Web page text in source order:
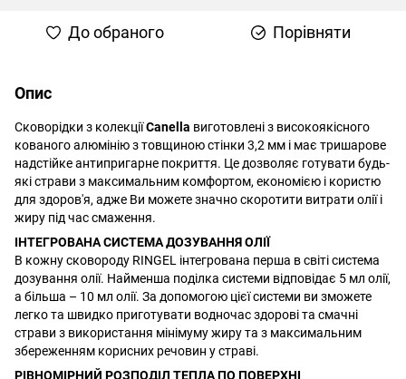
До обраного Порівняти
Опис
Сковорідки з колекціїCanella виготовлені з високоякісного
кованого алюмінію з товщиною стінки 3,2 мм і має тришарове
надстійке антипригарне покриття. Це дозволяє готувати будь-
які страви з максимальним комфортом, економією і користю
для здоров'я, адже Ви можете значно скоротити витрати олії і
жиру під час смаження.
ІНТЕГРОВАНА СИСТЕМА ДОЗУВАННЯ ОЛІЇ
В кожну сковороду RINGEL інтегрована перша в світі система
дозування олії. Найменша поділка системи відповідає 5 мл олії,
а більша – 10 мл олії. За допомогою цієї системи ви зможете
легко та швидко приготувати водночас здорові та смачні
страви з використання мінімуму жиру та з максимальним
збереженням корисних речовин у страві.
РІВНОМІРНИЙ РОЗПОДІЛ ТЕПЛА ПО ПОВЕРХНІ